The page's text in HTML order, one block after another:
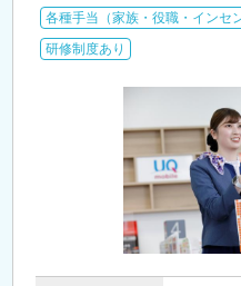
各種手当（家族・役職・インセ
研修制度あり